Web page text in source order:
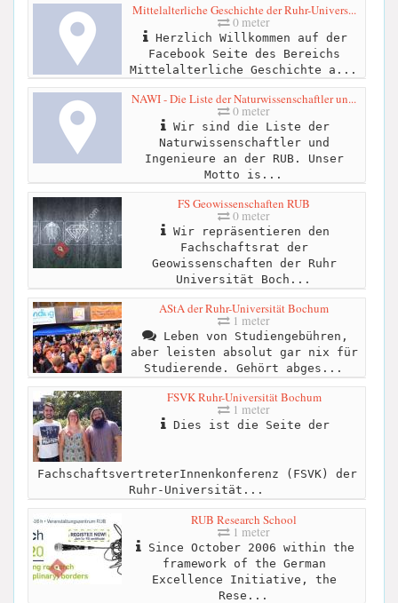
Mittelalterliche Geschichte der Ruhr-Univers...
0 meter
Herzlich Willkommen auf der
Facebook Seite des Bereichs
Mittelalterliche Geschichte a...
NAWI - Die Liste der Naturwissenschaftler un...
0 meter
Wir sind die Liste der
Naturwissenschaftler und
Ingenieure an der RUB. Unser
Motto is...
FS Geowissenschaften RUB
0 meter
Wir repräsentieren den
Fachschaftsrat der
Geowissenschaften der Ruhr
Universität Boch...
AStA der Ruhr-Universität Bochum
1 meter
Leben von Studiengebühren,
aber leisten absolut gar nix für
Studierende. Gehört abges...
FSVK Ruhr-Universität Bochum
1 meter
Dies ist die Seite der
FachschaftsvertreterInnenkonferenz (FSVK) der
Ruhr-Universität...
RUB Research School
1 meter
Since October 2006 within the
framework of the German
Excellence Initiative, the
Rese...